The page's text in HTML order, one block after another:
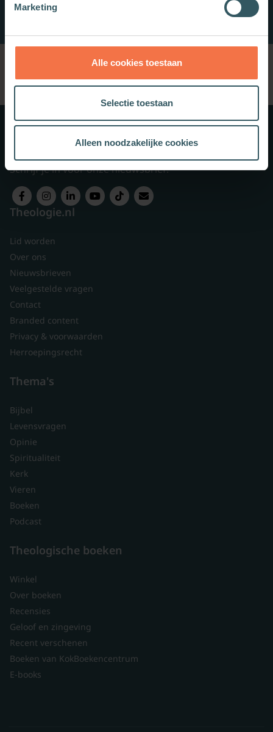
Marketing
Alle cookies toestaan
Selectie toestaan
Alleen noodzakelijke cookies
Meer weten?
Schrijf je in voor onze nieuwsbrief.
Theologie.nl
Lid worden
Over ons
Nieuwsbrieven
Veelgestelde vragen
Contact
Branded content
Privacy & voorwaarden
Herroepingsrecht
Thema's
Bijbel
Levensvragen
Opinie
Spiritualiteit
Kerk
Vieren
Boeken
Podcast
Theologische boeken
Winkel
Over boeken
Recensies
Geloof en zingeving
Recent verschenen
Boeken van KokBoekencentrum
E-books